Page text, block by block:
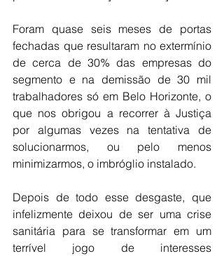
Foram quase seis meses de portas
fechadas que resultaram no extermínio
de cerca de 30% das empresas do
segmento e na demissão de 30 mil
trabalhadores só em Belo Horizonte, o
que nos obrigou a recorrer à Justiça
por algumas vezes na tentativa de
solucionarmos, ou pelo menos
minimizarmos, o imbróglio instalado.
Depois de todo esse desgaste, que
infelizmente deixou de ser uma crise
sanitária para se transformar em um
terrível jogo de interesses